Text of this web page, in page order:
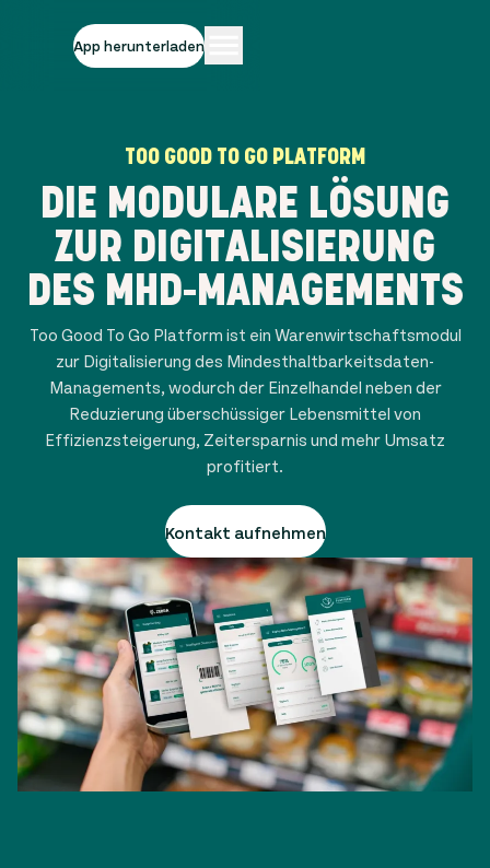
App herunterladen
TOO GOOD TO GO PLATFORM
DIE MODULARE LÖSUNG
ZUR DIGITALISIERUNG
DES MHD-MANAGEMENTS
Too Good To Go Platform ist ein Warenwirtschaftsmodul
zur Digitalisierung des Mindesthaltbarkeitsdaten-
Managements, wodurch der Einzelhandel neben der
Reduzierung überschüssiger Lebensmittel von
Effizienzsteigerung, Zeitersparnis und mehr Umsatz
profitiert.
Kontakt aufnehmen